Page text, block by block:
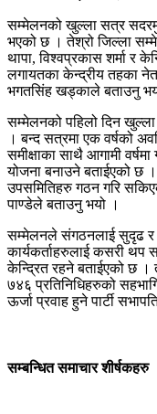
सम्मेलनको खुल्ला सत्र
भएको छ । तेश्रो जिल्ला
थापा, विश्वप्रकास शर्मा र
लगायतका केन्द्रीय तहका
भगतसिंह खड्काले बताउनु
सम्मेलनको पहिलो दिन
। बन्द सत्रमा एक वर्षको
समीक्षाका साथै आगामी
योजना बनाउने बताईएको छ
उपसमितिहरु गठन गरि
पाण्डेले बताउनु भयो ।
सम्मेलनले संगठनलाई सुदृढ र
कार्यकर्ताहरुलाई कसरी थप
केन्द्रित रहने बताईएको छ ।
७४६ प्रतिनिधिहरुको
ऊर्जा प्रवाह हुने पार्टी
सम्बन्धित समाचार शीर्षकहरु